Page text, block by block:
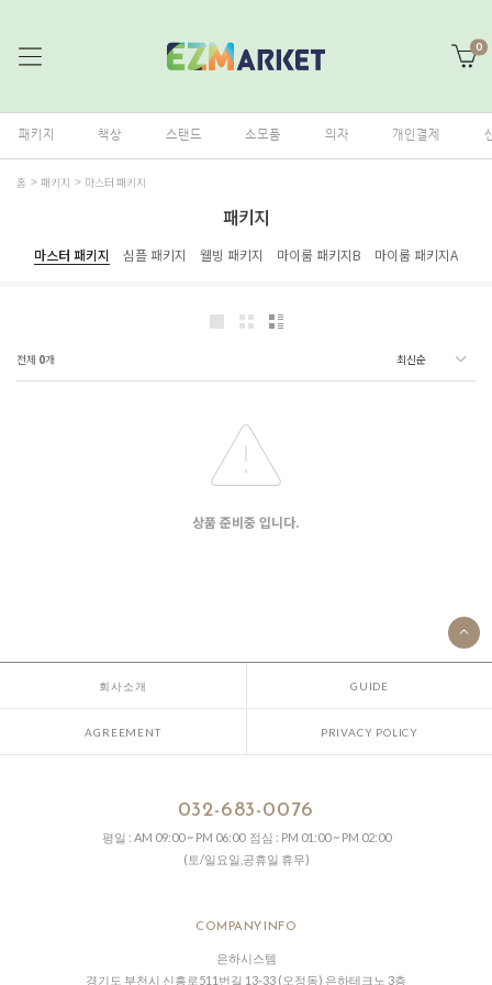
0
패키지 책상 스탠드 소모품 의자 개인결제
홈 패키지 마스터 패키지
패키지
마스터 패키지 심플 패키지 웰빙 패키지 마이룸 패키지B 마이룸 패키지A
전체 0개
상품 준비중 입니다.
회사소개 GUIDE
AGREEMENT PRIVACY POLICY
032-683-0076
평일 : AM 09:00 ~ PM 06:00 점심 : PM 01:00 ~ PM 02:00
(토/일요일,공휴일 휴무)
COMPANY INFO
은하시스템
경기도 부천시 신흥로511번길 13-33 (오정동) 은하테크노 3층